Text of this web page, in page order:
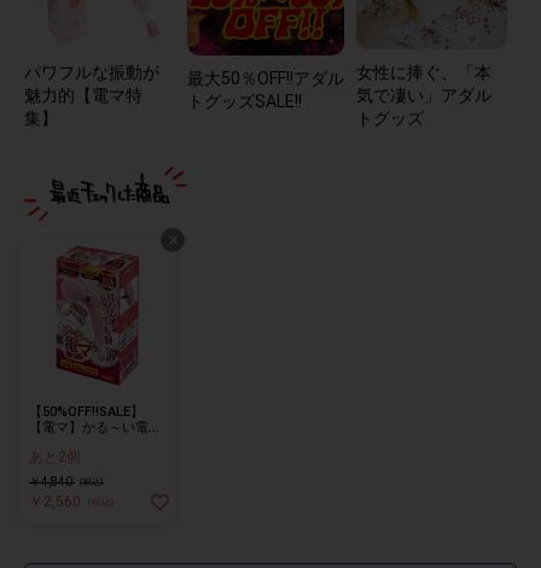
パワフルな振動が
魅力的【電マ特
集】
最大50％OFF!!アダル
トグッズSALE!!
女性に捧ぐ、「本
気で凄い」アダル
トグッズ
×
【50%OFF!!SALE】
【電マ】かる～い電
あと2個
￥4,840 (税込)
￥2,560 (税込)